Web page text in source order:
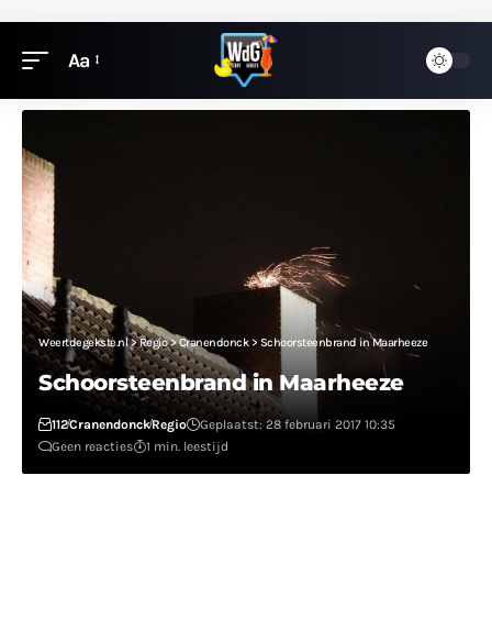
Aa
Weertdegekste.nl>Regio>Cranendonck> Schoorsteenbrand in Maarheeze
Schoorsteenbrand in Maarheeze
112CranendonckRegio
Geplaatst: 28 februari 2017 10:35
Geen reacties
1 min. leestijd